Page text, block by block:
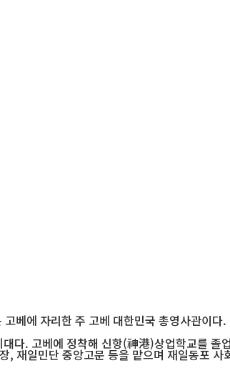
베에 자리한 주 고베 대한민국 총영사관이
다. 고베에 정착해 신항(神港)상업학교를
재일민단 중앙고문 등을 맡으며 재일동포 사